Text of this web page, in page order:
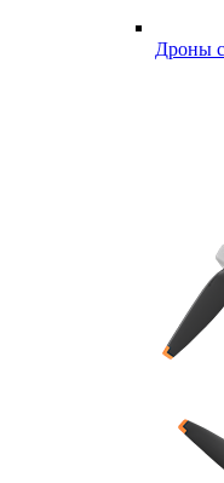
Дроны